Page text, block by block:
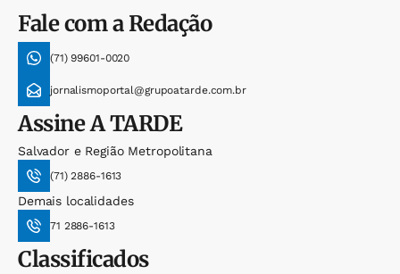
Fale com a Redação
(71) 99601-0020
jornalismoportal@grupoatarde.com.br
AssineA TARDE
Salvador e Região Metropolitana
(71) 2886-1613
Demais localidades
71 2886-1613
Classificados